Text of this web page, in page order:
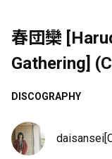
春団欒
Gathering]
DISCOGRAPHY